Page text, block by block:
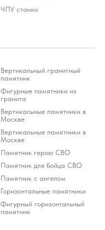
ЧПУ станки
Вертикальный гранитный
памятник
Фигурные памятники из
гранита
Вертикальные памятники в
Москве
Вертикальные памятники в
Москве
Памятник герою СВО
Памятник для бойца СВО
Памятник с ангелом
Горизонтальные памятники
Фигурный горизонтальный
памятник